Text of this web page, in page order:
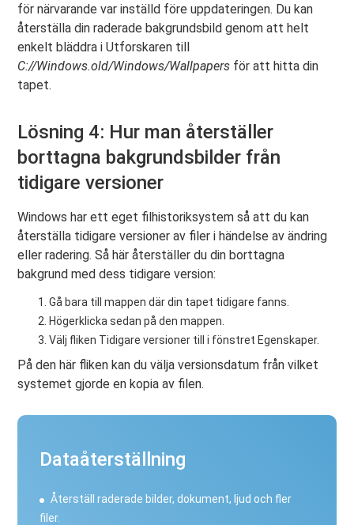
för närvarande var inställd före uppdateringen. Du kan
återställa din raderade bakgrundsbild genom att helt
enkelt bläddra i Utforskaren till
C://Windows.old/Windows/Wallpapers för att hitta din
tapet.
Lösning 4: Hur man återställer
borttagna bakgrundsbilder från
tidigare versioner
Windows har ett eget filhistoriksystem så att du kan
återställa tidigare versioner av filer i händelse av ändring
eller radering. Så här återställer du din borttagna
bakgrund med dess tidigare version:
Gå bara till mappen där din tapet tidigare fanns.
Högerklicka sedan på den mappen.
Välj fliken Tidigare versioner till i fönstret Egenskaper.
På den här fliken kan du välja versionsdatum från vilket
systemet gjorde en kopia av filen.
Dataåterställning
Återställ raderade bilder, dokument, ljud och fler
filer.